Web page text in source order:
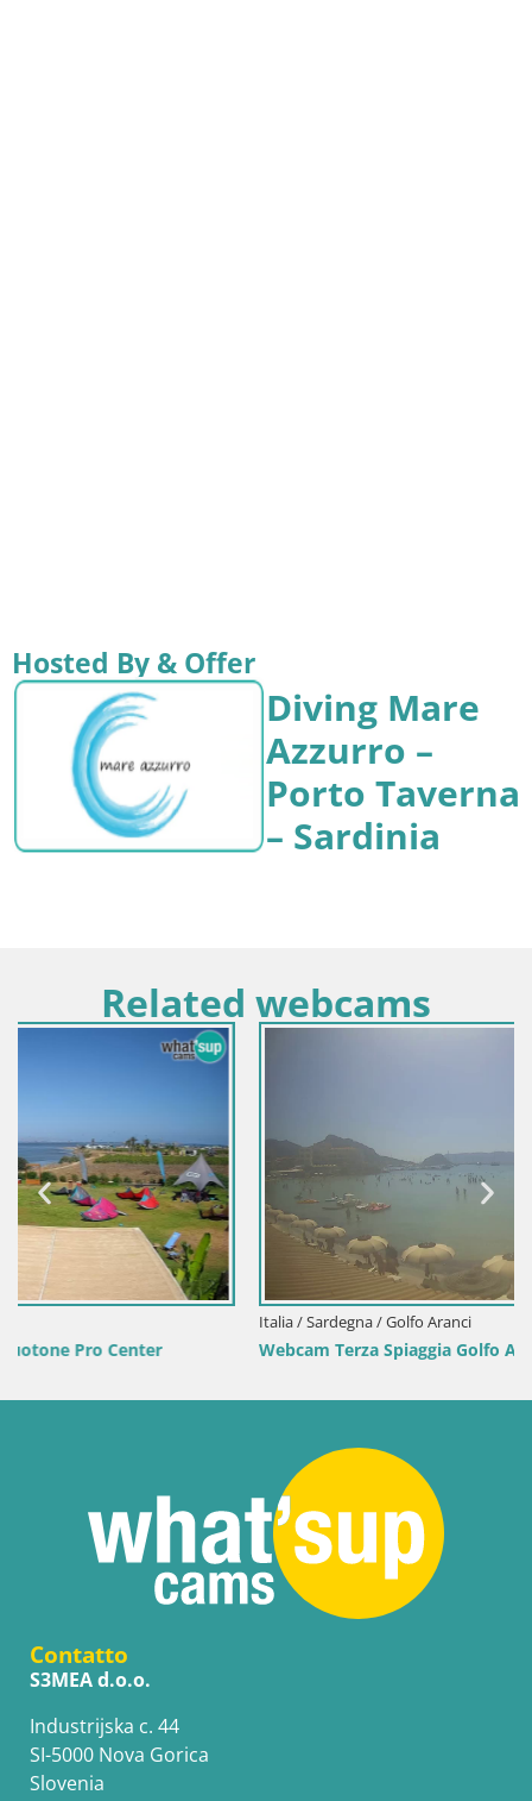
Hosted By & Offer
Diving Mare
Azzurro –
Porto Taverna
– Sardinia
Related webcams
Webcam Terza Spiaggia Golfo Aranci – Vista mare in diretta
Contatto
S3MEA d.o.o.
Industrijska c. 44
SI-5000 Nova Gorica
Slovenia